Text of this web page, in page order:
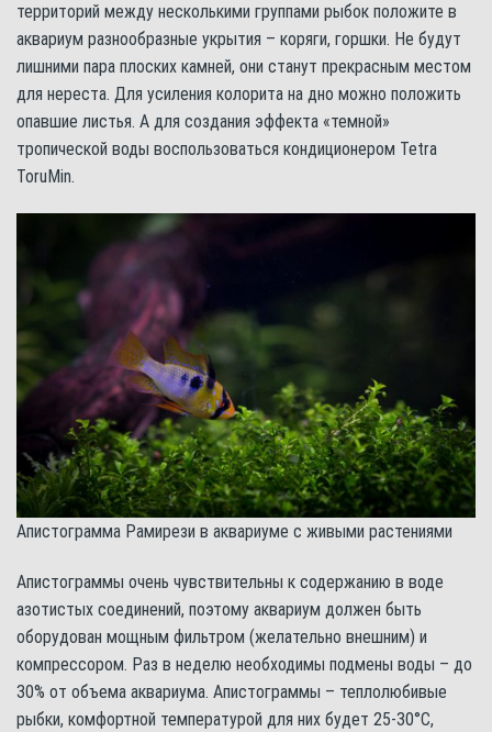
территорий между несколькими группами рыбок положите в
аквариум разнообразные укрытия – коряги, горшки. Не будут
лишними пара плоских камней, они станут прекрасным местом
для нереста. Для усиления колорита на дно можно положить
опавшие листья. А для создания эффекта «темной»
тропической воды воспользоваться кондиционером Tetra
ToruMin.
Апистограмма Рамирези в аквариуме с живыми растениями
Апистограммы очень чувствительны к содержанию в воде
азотистых соединений, поэтому аквариум должен быть
оборудован мощным фильтром (желательно внешним) и
компрессором. Раз в неделю необходимы подмены воды – до
30% от объема аквариума. Апистограммы – теплолюбивые
рыбки, комфортной температурой для них будет 25-30°С,